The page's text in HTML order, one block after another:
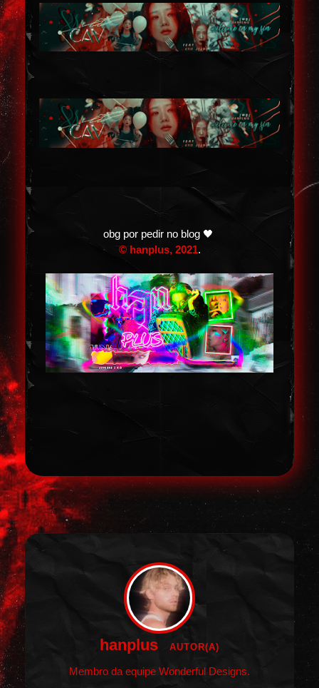
obg por pedir no blog 🖤
© hanplus, 2021.
hanplus AUTOR(A)
Membro da equipe Wonderful Designs.